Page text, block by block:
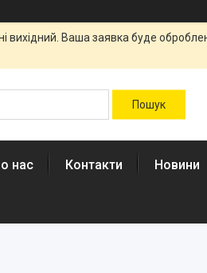
вихідний. Ваша заявка буде
нас Контакти Новини